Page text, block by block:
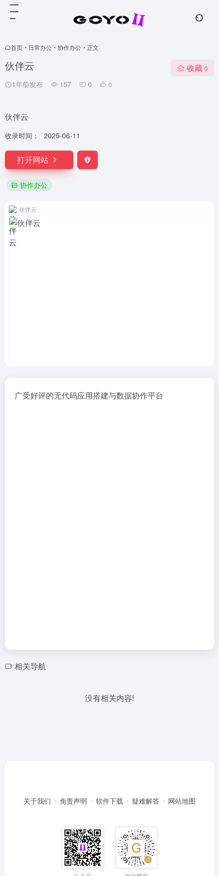
首页 • 日常办公 • 协作办公 • 正文
伙伴云
1年前发布 157 0 0
收藏 0
伙伴云
收录时间： 2025-06-11
打开网站
协作办公
伙伴云
广受好评的无代码应用搭建与数据协作平台
相关导航
没有相关内容!
关于我们 免责声明 软件下载 疑难解答 网站地图